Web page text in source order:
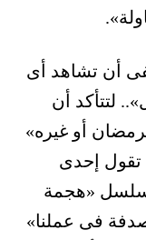
أن تشاهد أى
لتتأكد أن
أو غيره»
تقول إحدى
«هجمة
فى عملنا»